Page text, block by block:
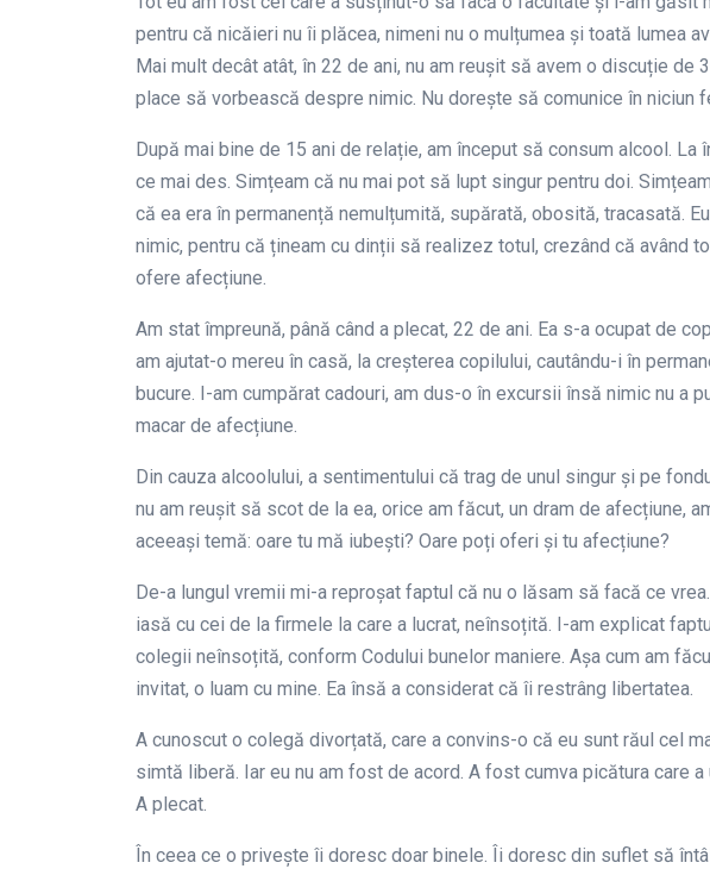
pentru că nicăieri nu îi plăcea, nimeni nu o mulțumea și toată lumea
Mai mult decât atât, în 22 de ani, nu am reușit să avem o discuție de
place să vorbească despre nimic. Nu dorește să comunice în niciun
După mai bine de 15 ani de relație, am început să consum alcool. La
ce mai des. Simțeam că nu mai pot să lupt singur pentru doi.
că ea era în permanență nemulțumită, supărată, obosită, tracasată.
nimic, pentru că țineam cu dinții să realizez totul, crezând că având
ofere afecțiune.
Am stat împreună, până când a plecat, 22 de ani. Ea s-a ocupat de
am ajutat-o mereu în casă, la creșterea copilului, cautându-i în
bucure. I-am cumpărat cadouri, am dus-o în excursii însă nimic nu a
macar de afecțiune.
Din cauza alcoolului, a sentimentului că trag de unul singur și pe
nu am reușit să scot de la ea, orice am făcut, un dram de afecțiune,
aceeași temă: oare tu mă iubești? Oare poți oferi și tu afecțiune?
De-a lungul vremii mi-a reproșat faptul că nu o lăsam să facă ce
iasă cu cei de la firmele la care a lucrat, neînsoțită. I-am explicat
colegii neînsoțită, conform Codului bunelor maniere. Așa cum am
invitat, o luam cu mine. Ea însă a considerat că îi restrâng libertatea.
A cunoscut o colegă divorțată, care a convins-o că eu sunt răul cel
simtă liberă. Iar eu nu am fost de acord. A fost cumva picătura care a
A plecat.
În ceea ce o privește îi doresc doar binele. Îi doresc din suflet să